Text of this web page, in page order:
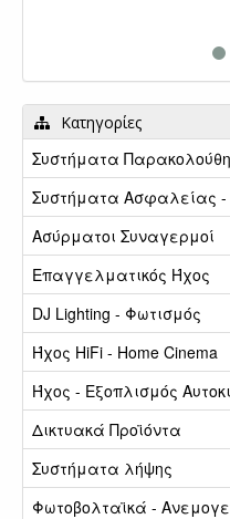
Κατηγορίες
Συστήματα
Συστήματα Ασφαλείας -
Ασύρματοι Συναγερμοί
Επαγγελματικός Ήχος
DJ Lighting - Φωτισμός
Ήχος HiFi - Home Cinema
Ήχος - Εξοπλισμός
Δικτυακά Προϊόντα
Συστήματα λήψης
Φωτοβολταϊκά -